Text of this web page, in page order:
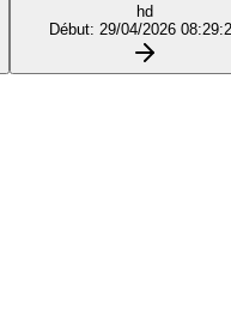
hd
Début: 29/04/2026